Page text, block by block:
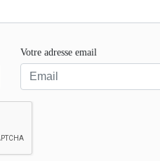
Votre adresse email